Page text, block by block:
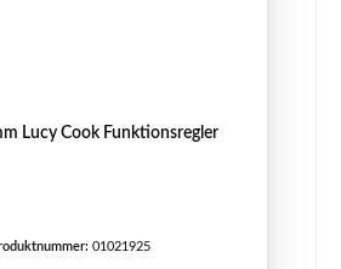
Lucy Cook Funktionsregler
01021925